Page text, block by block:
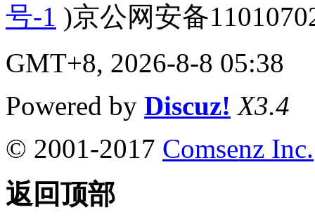
号-1 )京公网安备
GMT+8, 2026-8-8 05:38
Powered by Discuz! X3.4
© 2001-2017 Comsenz Inc.
返回顶部